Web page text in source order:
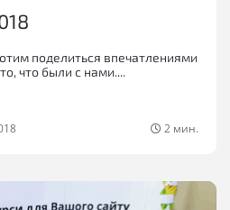
поделиться впечатлениями
что были с нами....
2 мин.